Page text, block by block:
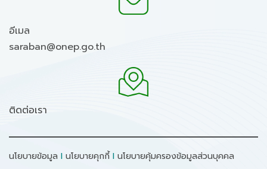
อีเมล
saraban@onep.go.th
ติดต่อเรา
นโยบายข้อมูล I นโยบายคุกกี้ I นโยบายคุ้มครองข้อมูลส่วนบุคคล